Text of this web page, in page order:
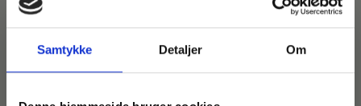
Samtykke Detaljer Om
Varenr: TC65520 - vm
Vinduessæbe – Inden- og
Varenr: TC65511
Vinduessæbe – Vindulan